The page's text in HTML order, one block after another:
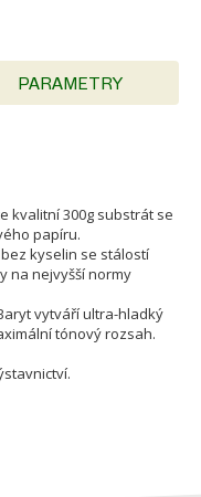
PARAMETRY
kvalitní 300g substrát se
papíru.
kyselin se stálostí
na nejvyšší normy
vytváří ultra-hladký
tónový rozsah.